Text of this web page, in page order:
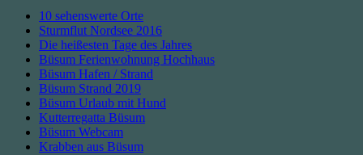
10 sehenswerte Orte
Sturmflut Nordsee 2016
Die heißesten Tage des Jahres
Büsum Ferienwohnung Hochhaus
Büsum Hafen / Strand
Büsum Strand 2019
Büsum Urlaub mit Hund
Kutterregatta Büsum
Büsum Webcam
Krabben aus Büsum